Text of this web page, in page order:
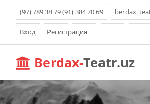
(97) 789 38 79 (91) 384 70 69
Вход Регистрация
Berdax-Teatr.uz